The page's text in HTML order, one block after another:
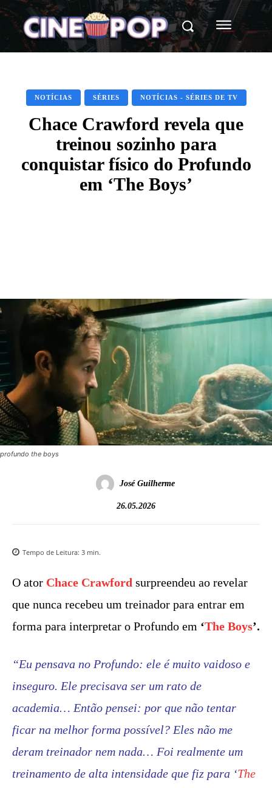
NOTÍCIAS SÉRIES NOTÍCIAS - SÉRIES DE TV
Chace Crawford revela que
treinou sozinho para
conquistar físico do Profundo
em ‘The Boys’
profundo the boys
José Guilherme
26.05.2026
Tempo de Leitura: 3 min.
O ator Chace Crawford surpreendeu ao revelar
que nunca recebeu um treinador para entrar em
forma para interpretar o Profundo em ‘The Boys’.
“Eu pensava no Profundo: ele é muito vaidoso e
inseguro. Ele precisava ser um rato de
academia… Então pensei: por que não tentar
ficar na melhor forma possível? Eles não me
deram treinador nem nada… Foi realmente um
treinamento de alta intensidade que fiz para ‘The